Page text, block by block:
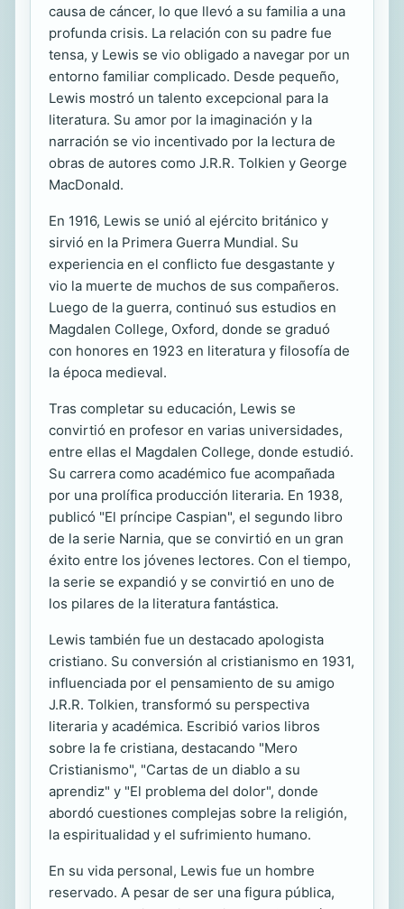
causa de cáncer, lo que llevó a su familia a una
profunda crisis. La relación con su padre fue
tensa, y Lewis se vio obligado a navegar por un
entorno familiar complicado. Desde pequeño,
Lewis mostró un talento excepcional para la
literatura. Su amor por la imaginación y la
narración se vio incentivado por la lectura de
obras de autores como J.R.R. Tolkien y George
MacDonald.
En 1916, Lewis se unió al ejército británico y
sirvió en la Primera Guerra Mundial. Su
experiencia en el conflicto fue desgastante y
vio la muerte de muchos de sus compañeros.
Luego de la guerra, continuó sus estudios en
Magdalen College, Oxford, donde se graduó
con honores en 1923 en literatura y filosofía de
la época medieval.
Tras completar su educación, Lewis se
convirtió en profesor en varias universidades,
entre ellas el Magdalen College, donde estudió.
Su carrera como académico fue acompañada
por una prolífica producción literaria. En 1938,
publicó "El príncipe Caspian", el segundo libro
de la serie Narnia, que se convirtió en un gran
éxito entre los jóvenes lectores. Con el tiempo,
la serie se expandió y se convirtió en uno de
los pilares de la literatura fantástica.
Lewis también fue un destacado apologista
cristiano. Su conversión al cristianismo en 1931,
influenciada por el pensamiento de su amigo
J.R.R. Tolkien, transformó su perspectiva
literaria y académica. Escribió varios libros
sobre la fe cristiana, destacando "Mero
Cristianismo", "Cartas de un diablo a su
aprendiz" y "El problema del dolor", donde
abordó cuestiones complejas sobre la religión,
la espiritualidad y el sufrimiento humano.
En su vida personal, Lewis fue un hombre
reservado. A pesar de ser una figura pública,